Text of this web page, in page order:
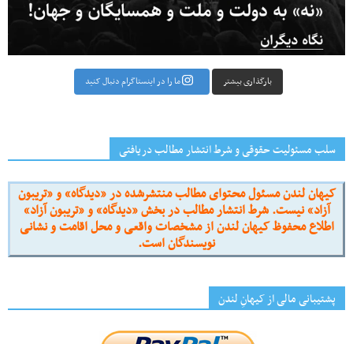
بارگذاری بیشتر ما را در اینستاگرام دنبال کنید
سلب مسئولیت حقوقی و شرط انتشار مطالب دریافتی
کیهان لندن مسئول محتوای مطالب منتشرشده در «دیدگاه» و «تریبون
آزاد» نیست. شرط انتشار مطالب در بخش «دیدگاه» و «تریبون آزاد»
اطلاع محفوظ کیهان لندن از مشخصات واقعی و محل اقامت و نشانی
نویسندگان است.
پشتیبانی مالی از کیهانِ لندن